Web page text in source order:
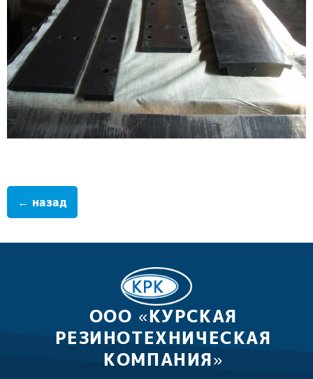
← назад
ООО «КУРСКАЯ
РЕЗИНОТЕХНИЧЕСКАЯ
КОМПАНИЯ»